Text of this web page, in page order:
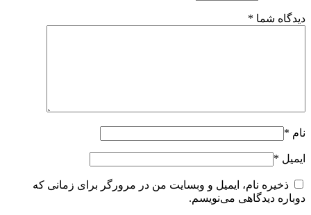
دیدگاه شما *
نام *
ایمیل *
ذخیره نام، ایمیل و وبسایت من در مرورگر برای زمانی که
دوباره دیدگاهی می‌نویسم.